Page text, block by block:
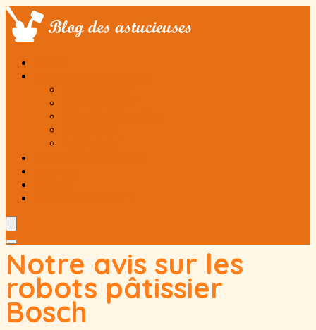
Notre avis sur les
robots pâtissier
Bosch